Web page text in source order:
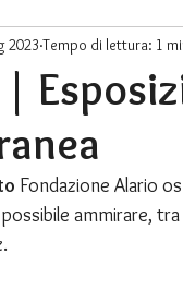
2023 Tempo di lettura: 1
Fondazione Alario
ammirare,